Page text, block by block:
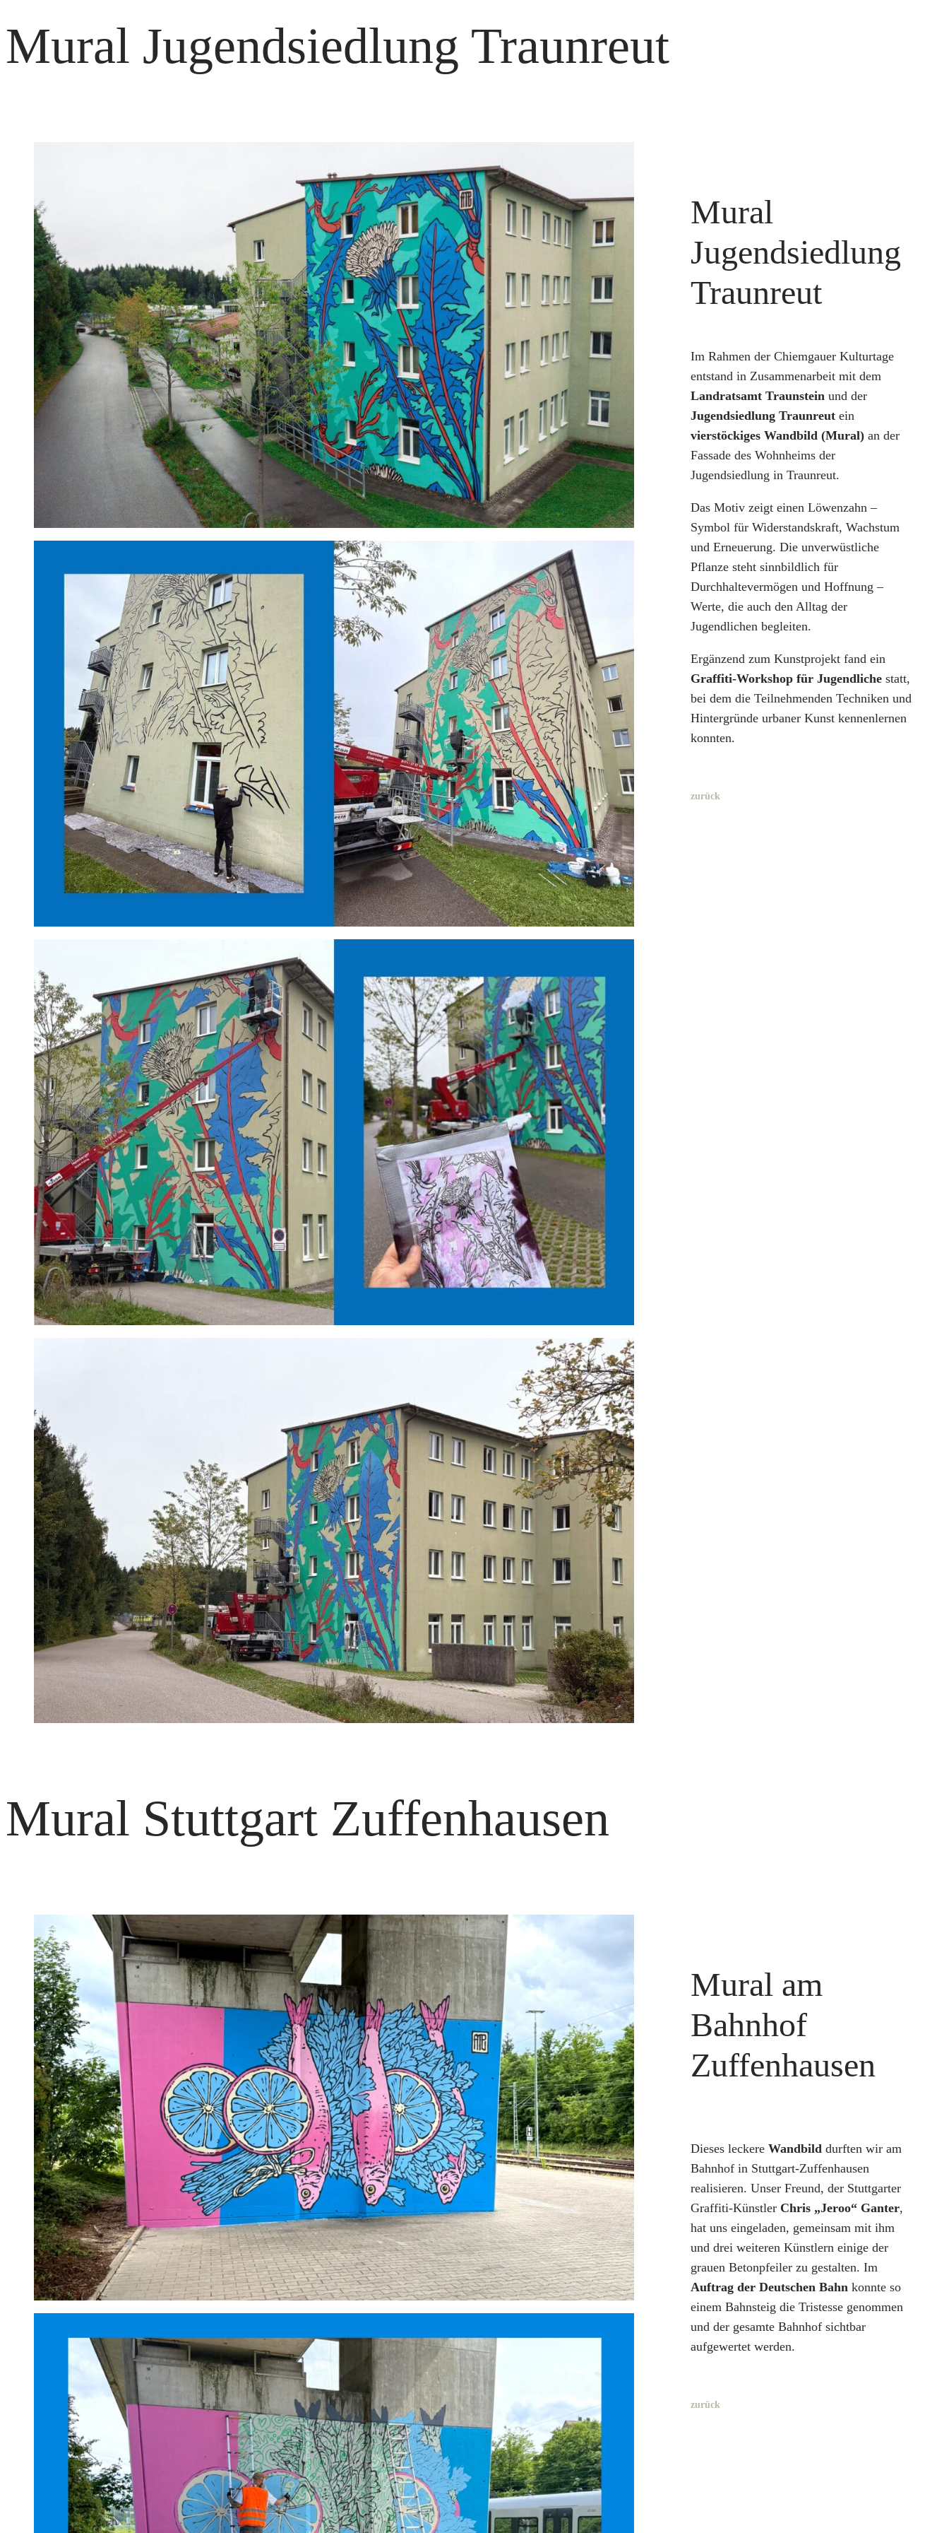
Mural Jugendsiedlung Traunreut
Mural
Jugendsiedlung
Traunreut
Im Rahmen der Chiemgauer Kulturtage
entstand in Zusammenarbeit mit dem
Landratsamt Traunstein und der
Jugendsiedlung Traunreut ein
vierstöckiges Wandbild (Mural)an der
Fassade des Wohnheims der
Jugendsiedlung in Traunreut.
Das Motiv zeigt einen Löwenzahn –
Symbol für Widerstandskraft, Wachstum
und Erneuerung. Die unverwüstliche
Pflanze steht sinnbildlich für
Durchhaltevermögen und Hoffnung –
Werte, die auch den Alltag der
Jugendlichen begleiten.
Ergänzend zum Kunstprojekt fand ein
Graffiti-Workshop für Jugendlichestatt,
bei dem die Teilnehmenden Techniken und
Hintergründe urbaner Kunst kennenlernen
konnten.
zurück
Mural Stuttgart Zuffenhausen
Mural am
Bahnhof
Zuffenhausen
Dieses leckere Wandbild durften wir am
Bahnhof in Stuttgart-Zuffenhausen
realisieren. Unser Freund, der Stuttgarter
Graffiti-Künstler Chris „Jeroo“ Ganter,
hat uns eingeladen, gemeinsam mit ihm
und drei weiteren Künstlern einige der
grauen Betonpfeiler zu gestalten. Im
Auftrag der Deutschen Bahn konnte so
einem Bahnsteig die Tristesse genommen
und der gesamte Bahnhof sichtbar
aufgewertet werden.
zurück